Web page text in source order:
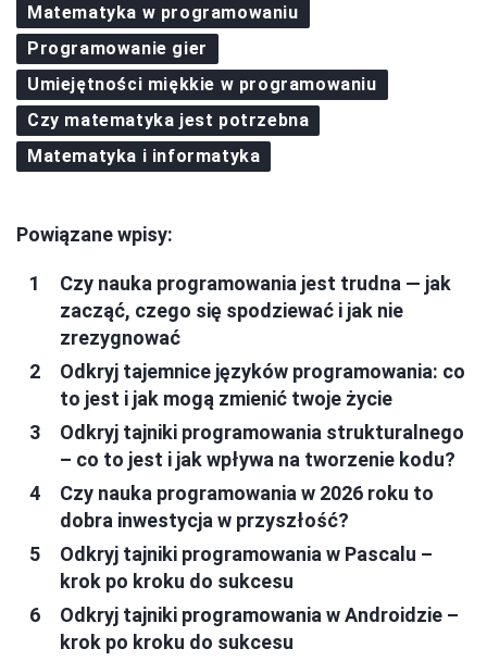
Matematyka w programowaniu
Programowanie gier
Umiejętności miękkie w programowaniu
Czy matematyka jest potrzebna
Matematyka i informatyka
Powiązane wpisy:
Czy nauka programowania jest trudna — jak
zacząć, czego się spodziewać i jak nie
zrezygnować
Odkryj tajemnice języków programowania: co
to jest i jak mogą zmienić twoje życie
Odkryj tajniki programowania strukturalnego
– co to jest i jak wpływa na tworzenie kodu?
Czy nauka programowania w 2026 roku to
dobra inwestycja w przyszłość?
Odkryj tajniki programowania w Pascalu –
krok po kroku do sukcesu
Odkryj tajniki programowania w Androidzie –
krok po kroku do sukcesu